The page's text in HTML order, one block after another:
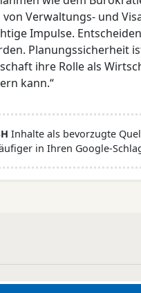
Verwaltungs- und
Impulse.
Planungssicherheit
ihre Rolle als
kann.“
Inhalte als bevorzugte
in Ihren Google-